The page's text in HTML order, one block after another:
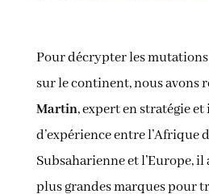
Pour décrypter les
sur le continent, nous avons
Martin, expert en stratégie et
d’expérience entre l’Afrique
Subsaharienne et l’Europe, il
plus grandes marques pour